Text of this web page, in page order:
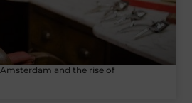
and the rise of